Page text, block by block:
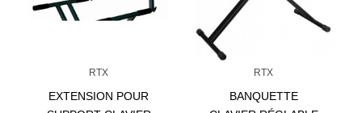
RTX
EXTENSION POUR
RTX
BANQUETTE